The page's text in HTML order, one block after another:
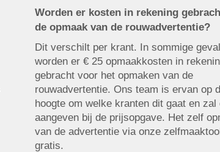
Worden er kosten in rekening
de opmaak van de rouwadvertentie?
Dit verschilt per krant. In sommige
worden er € 25 opmaakkosten in
gebracht voor het opmaken van de
rouwadvertentie. Ons team is ervan op
hoogte om welke kranten dit gaat en zal
aangeven bij de prijsopgave. Het zelf
van de advertentie via onze
gratis.